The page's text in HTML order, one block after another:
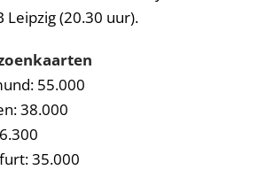
Leipzig (20.30 uur).
55.000
38.000
35.000